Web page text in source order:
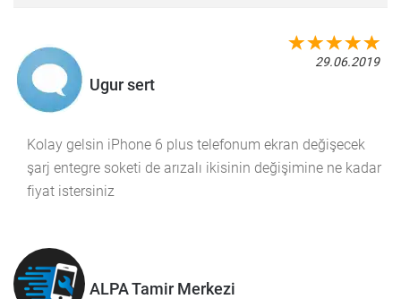
Ugur sert
29.06.2019
Kolay gelsin iPhone 6 plus telefonum ekran değişecek
şarj entegre soketi de arızalı ikisinin değişimine ne kadar
fiyat istersiniz
ALPA Tamir Merkezi